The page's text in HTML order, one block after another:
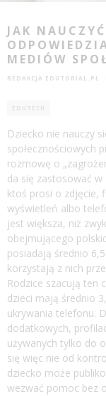
JAK
MEDIÓW
REDAKCJA EDUTORIAL.PL
EDUTECH
Dziecko nie nauczy
społecznościowych
rozmowę o
da się zastosować w
ktoś prosi o zdjęcie,
wyświetleń albo
jest większa, niż
obejmującego
posiadają średnio
korzystają z nich
Rodzice szacują ten
dzieci mają średnio
ukrywania telefonu.
dodatkowych,
używanych tylko do
się więc nie od
dziecko może
wezwać pomoc bez